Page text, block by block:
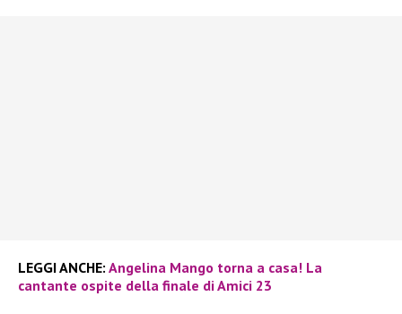
LEGGI ANCHE: Angelina Mango torna a casa! La
cantante ospite della finale di Amici 23